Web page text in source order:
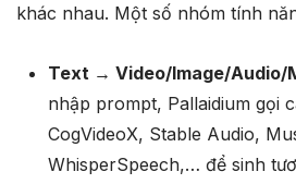
khác nhau. Một số nhóm tính
Text → Video/Image/Audio/
nhập prompt, Pallaidium gọi
CogVideoX, Stable Audio,
WhisperSpeech,… để sinh